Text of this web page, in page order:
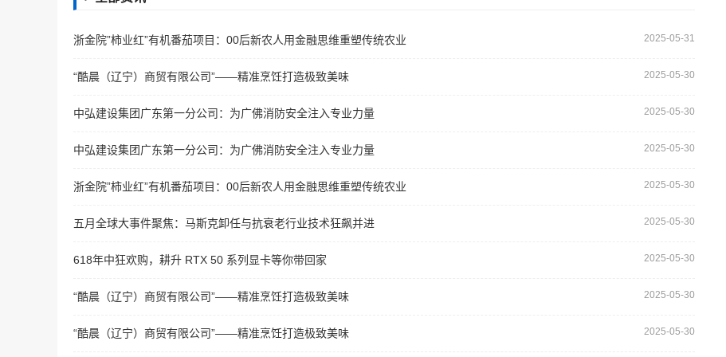
浙金院”柿业红”有机番茄项目：00后新农人用金融思维重塑传统农业 2025-05-31
“酷晨（辽宁）商贸有限公司”——精准烹饪打造极致美味 2025-05-30
中弘建设集团广东第一分公司：为广佛消防安全注入专业力量 2025-05-30
中弘建设集团广东第一分公司：为广佛消防安全注入专业力量 2025-05-30
浙金院”柿业红”有机番茄项目：00后新农人用金融思维重塑传统农业 2025-05-30
五月全球大事件聚焦：马斯克卸任与抗衰老行业技术狂飙并进 2025-05-30
618年中狂欢购，耕升 RTX 50 系列显卡等你带回家 2025-05-30
“酷晨（辽宁）商贸有限公司”——精准烹饪打造极致美味 2025-05-30
“酷晨（辽宁）商贸有限公司”——精准烹饪打造极致美味 2025-05-30